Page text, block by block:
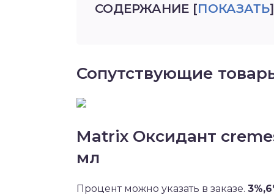
СОДЕРЖАНИЕ [ПОКАЗАТЬ]
Сопутствующие
Matrix Оксидант
мл
Процент можно указать в заказе.